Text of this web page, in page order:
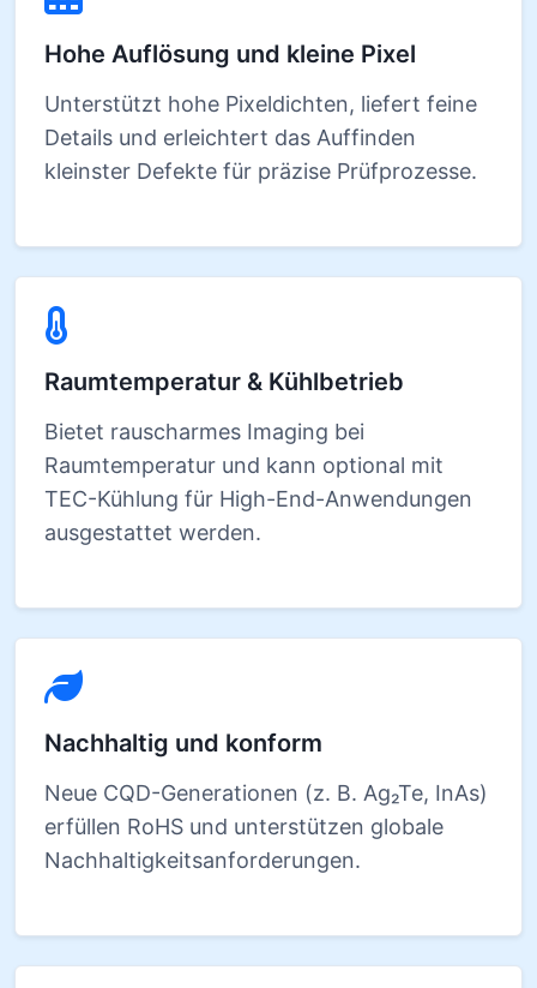
Hohe Auflösung und kleine Pixel
Unterstützt hohe Pixel­dichten, liefert feine
Details und erleichtert das Auffinden
kleinster Defekte für präzise Prüfprozesse.
Raumtemperatur & Kühlbetrieb
Bietet rauscharmes Imaging bei
Raumtemperatur und kann optional mit
TEC-Kühlung für High-End-Anwendungen
ausgestattet werden.
Nachhaltig und konform
Neue CQD-Generationen (z. B. Ag₂Te, InAs)
erfüllen RoHS und unterstützen globale
Nachhaltigkeitsanforderungen.